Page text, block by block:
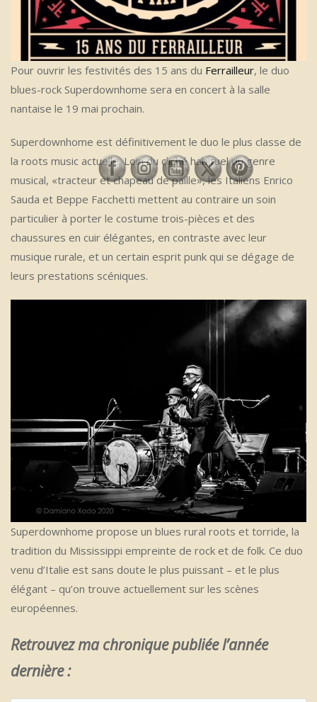
Pour ouvrir les festivités des 15 ans du Ferrailleur, le duo
blues-rock Superdownhome sera en concert à la salle
nantaise le 19 mai prochain.
Superdownhome est définitivement le duo le plus classe de
la roots music actuelle. Loin du cliché habituel du genre
musical, «tracteur et chapeau de paille», les Italiens Enrico
Sauda et Beppe Facchetti mettent au contraire un soin
particulier à porter le costume trois-pièces et des
chaussures en cuir élégantes, en contraste avec leur
musique rurale, et un certain esprit punk qui se dégage de
leurs prestations scéniques.
Superdownhome propose un blues rural roots et torride, la
tradition du Mississippi empreinte de rock et de folk. Ce duo
venu d’Italie est sans doute le plus puissant – et le plus
élégant – qu’on trouve actuellement sur les scènes
européennes.
Retrouvez ma chronique publiée l’année
dernière :